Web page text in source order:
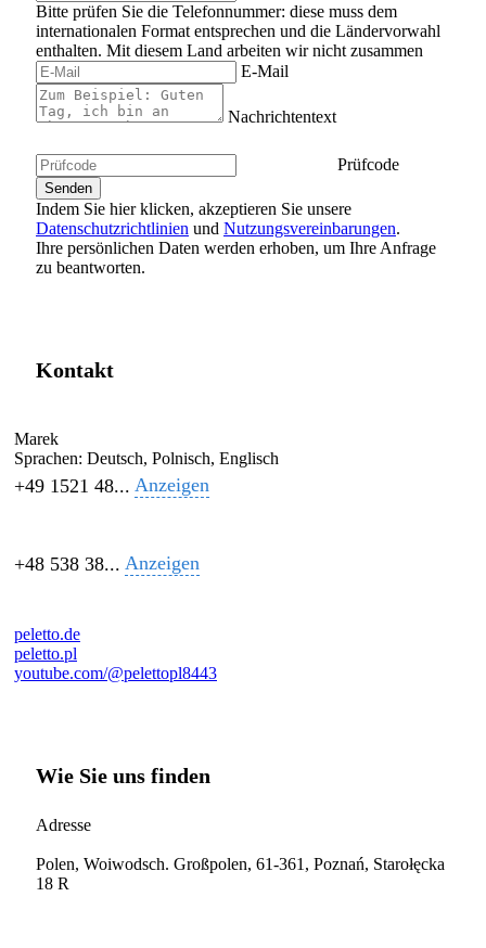
Bitte prüfen Sie die Telefonnummer: diese muss dem
internationalen Format entsprechen und die Ländervorwahl
enthalten. Mit diesem Land arbeiten wir nicht zusammen
E-Mail
Nachrichtentext
Prüfcode
Indem Sie hier klicken, akzeptieren Sie unsere
Datenschutzrichtlinien und Nutzungsvereinbarungen.
Ihre persönlichen Daten werden erhoben, um Ihre Anfrage
zu beantworten.
Kontakt
Marek
Sprachen: Deutsch, Polnisch, Englisch
+49 1521 48... Anzeigen
+48 538 38... Anzeigen
peletto.de
peletto.pl
youtube.com/@pelettopl8443
Wie Sie uns finden
Adresse
Polen, Woiwodsch. Großpolen, 61-361, Poznań, Starołęcka
18 R